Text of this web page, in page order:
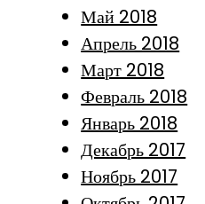
Май 2018
Апрель 2018
Март 2018
Февраль 2018
Январь 2018
Декабрь 2017
Ноябрь 2017